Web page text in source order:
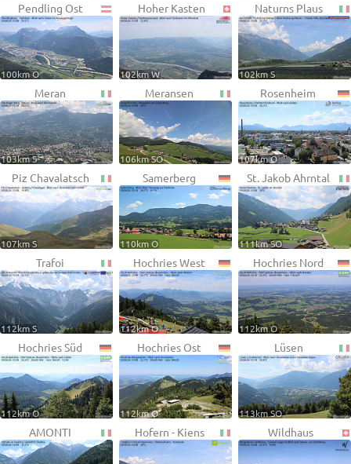
Pendling Ost
100km O
Hoher Kasten
102km W
Naturns Plaus
102km S
Meran
103km S
Meransen
106km SO
Rosenheim
107km O
Piz Chavalatsch
107km S
Samerberg
110km O
St. Jakob Ahrntal
111km SO
Trafoi
112km S
Hochries West
112km O
Hochries Nord
112km O
Hochries Süd
112km O
Hochries Ost
112km O
Lüsen
113km SO
AMONTI Hofern - Kiens Wildhaus